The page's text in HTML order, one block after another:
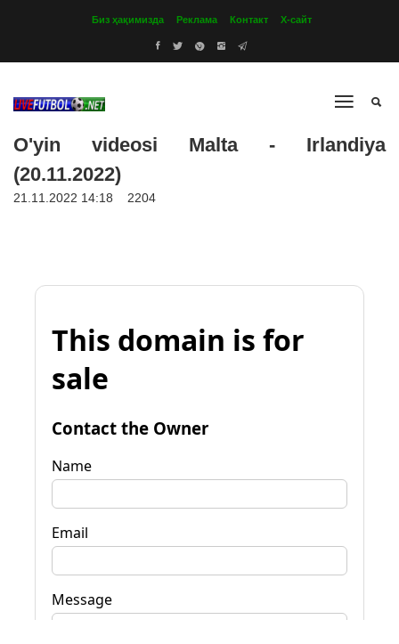
Биз ҳақимизда Реклама Контакт Х-сайт
O'yin videosi Malta - Irlandiya
(20.11.2022)
21.11.2022 14:18 2204